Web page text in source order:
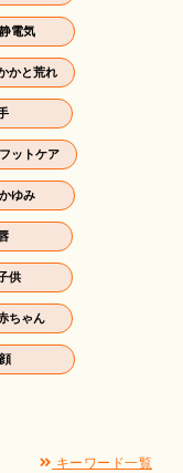
静電気
かと荒れ
フットケア
かゆみ
供
ちゃん
顔
キーワード一覧